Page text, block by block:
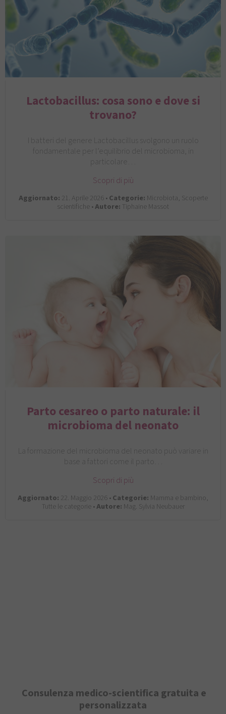
Lactobacillus: cosa sono e dove si
trovano?
I batteri del genere Lactobacillus svolgono un ruolo
fondamentale per l’equilibrio del microbioma, in
particolare…
Scopri di più
Aggiornato: 21. Aprile 2026 •Categorie: Microbiota, Scoperte
scientifiche •Autore: Tiphaine Massot
Parto cesareo o parto naturale: il
microbioma del neonato
La formazione del microbioma del neonato può variare in
base a fattori come il parto…
Scopri di più
Aggiornato: 22. Maggio 2026 •Categorie: Mamma e bambino,
Tutte le categorie •Autore: Mag. Sylvia Neubauer
Consulenza medico-scientifica gratuita e
personalizzata